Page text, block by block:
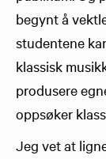
begynt å
studentene
klassisk
produsere
oppsøker
Jeg vet at